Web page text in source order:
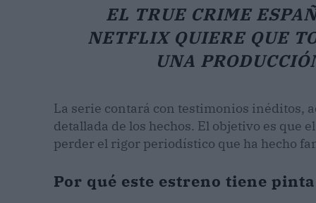
EL TRUE CRIME
NETFLIX QUIERE QUE
UNA
La serie contará con testimonios inéditos,
detallada de los hechos. El objetivo es que
perder el rigor periodístico que ha hecho
Por qué este estreno tiene